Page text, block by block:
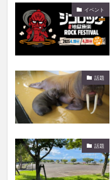
イベント
話題
話題